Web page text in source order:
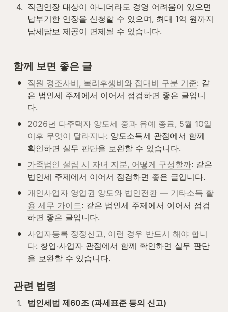
4. 직권연장 대상이 아니더라도 경영 어려움이 있으면
납부기한 연장을 신청할 수 있으며, 최대 1억 원까지
납세담보 제공이 면제될 수 있습니다.
함께 보면 좋은 글
• 직원 경조사비, 복리후생비와 접대비 구분 기준: 같
은 법인세 주제에서 이어서 점검하면 좋은 글입니
다.
•
2026년 다주택자 양도세 중과 유예 종료, 5월 10일
이후 무엇이 달라지나: 양도소득세 관점에서 함께
확인하면 실무 판단을 보완할 수 있습니다.
• 가족법인 설립 시 자녀 지분, 어떻게 구성할까: 같은
법인세 주제에서 이어서 점검하면 좋은 글입니다.
•
개인사업자 영업권 양도와 법인전환 — 기타소득 활
용 세무 가이드: 같은 법인세 주제에서 이어서 점검
하면 좋은 글입니다.
•
사업자등록 정정신고, 이런 경우 반드시 해야 합니
다: 창업·사업자 관점에서 함께 확인하면 실무 판단
을 보완할 수 있습니다.
관련 법령
1.
법인세법 제60조 (과세표준 등의 신고)